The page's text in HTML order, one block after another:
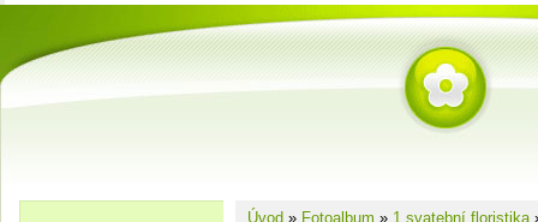
Úvod » Fotoalbum » 1 svatební floristika